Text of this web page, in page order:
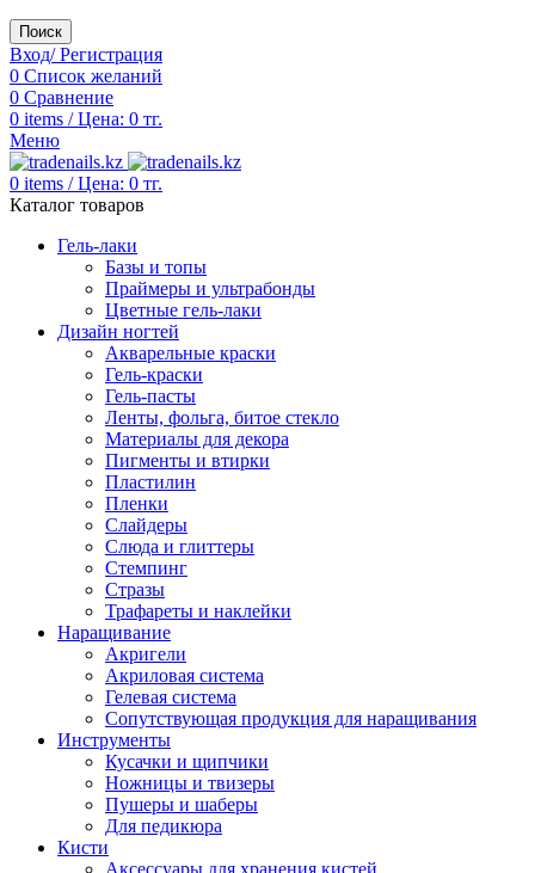
Поиск
Вход/ Регистрация
0 Список желаний
0 Сравнение
0 items / Цена: 0 тг.
Меню
0 items / Цена: 0 тг.
Каталог товаров
Гель-лаки
Базы и топы
Праймеры и ультрабонды
Цветные гель-лаки
Дизайн ногтей
Акварельные краски
Гель-краски
Гель-пасты
Ленты, фольга, битое стекло
Материалы для декора
Пигменты и втирки
Пластилин
Пленки
Слайдеры
Слюда и глиттеры
Стемпинг
Стразы
Трафареты и наклейки
Наращивание
Акригели
Акриловая система
Гелевая система
Сопутствующая продукция для наращивания
Инструменты
Кусачки и щипчики
Ножницы и твизеры
Пушеры и шаберы
Для педикюра
Кисти
Аксессуары для хранения кистей